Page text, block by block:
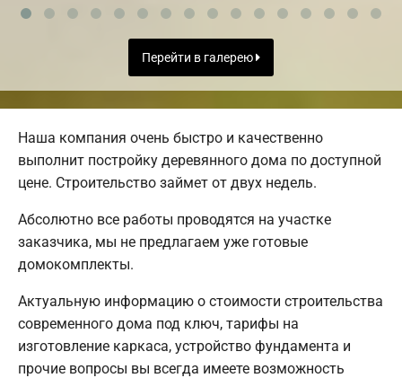
Перейти в галерею
Наша компания очень быстро и качественно
выполнит постройку деревянного дома по доступной
цене. Строительство займет от двух недель.
Абсолютно все работы проводятся на участке
заказчика, мы не предлагаем уже готовые
домокомплекты.
Актуальную информацию о стоимости строительства
современного дома под ключ, тарифы на
изготовление каркаса, устройство фундамента и
прочие вопросы вы всегда имеете возможность